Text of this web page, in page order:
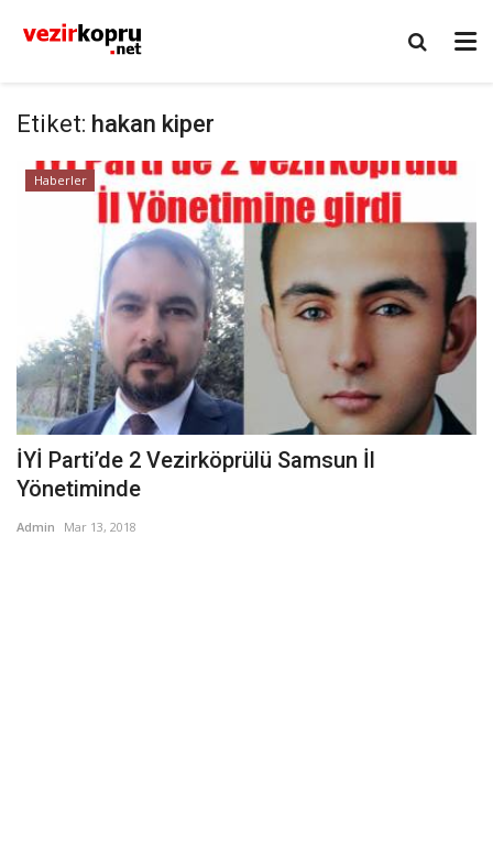
Etiket: hakan kiper
Haberler
İYİ Parti’de 2 Vezirköprülü Samsun İl
Yönetiminde
Admin Mar 13, 2018